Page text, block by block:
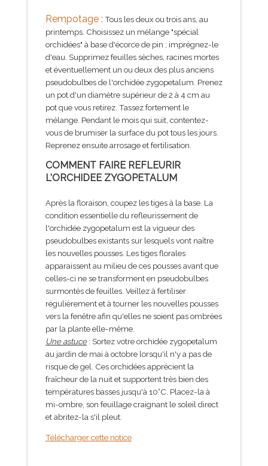
Rempotage : Tous les deux ou trois ans, au
printemps. Choisissez un mélange "spécial
orchidées" à base d'écorce de pin ; imprégnez-le
d'eau. Supprimez feuilles sèches, racines mortes
et éventuellement un ou deux des plus anciens
pseudobulbes de l'orchidée zygopetalum. Prenez
un pot d'un diamètre supérieur de 2 à 4 cm au
pot que vous retirez. Tassez fortement le
mélange. Pendant le mois qui suit, contentez-
vous de brumiser la surface du pot tous les jours.
Reprenez ensuite arrosage et fertilisation.
COMMENT FAIRE REFLEURIR
L'ORCHIDEE ZYGOPETALUM
Après la floraison, coupez les tiges à la base. La
condition essentielle du refleurissement de
l'orchidée zygopetalum est la vigueur des
pseudobulbes existants sur lesquels vont naître
les nouvelles pousses. Les tiges florales
apparaissent au milieu de ces pousses avant que
celles-ci ne se transforment en pseudobulbes
surmontés de feuilles. Veillez à fertiliser
régulièrement et à tourner les nouvelles pousses
vers la fenêtre afin qu'elles ne soient pas ombrées
par la plante elle-même.
Une astuce: Sortez votre orchidée zygopetalum
au jardin de mai à octobre lorsqu'il n'y a pas de
risque de gel. Ces orchidées apprécient la
fraîcheur de la nuit et supportent très bien des
températures basses jusqu'à 10°C. Placez-la à
mi-ombre, son feuillage craignant le soleil direct
et abritez-la s'il pleut.
Télécharger cette notice